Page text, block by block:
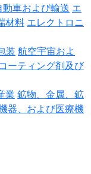
動車および輸送 エ
材料 エレクトロニ
装 航空宇宙およ
ーティング剤及び
業 鉱物、金属、鉱
器、および医療機